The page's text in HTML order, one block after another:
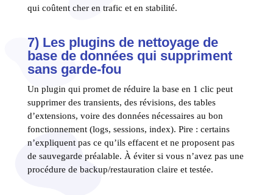
qui coûtent cher en trafic et en stabilité.
7) Les plugins de nettoyage de
base de données qui suppriment
sans garde-fou
Un plugin qui promet de réduire la base en 1 clic peut
supprimer des transients, des révisions, des tables
d’extensions, voire des données nécessaires au bon
fonctionnement (logs, sessions, index). Pire : certains
n’expliquent pas ce qu’ils effacent et ne proposent pas
de sauvegarde préalable. À éviter si vous n’avez pas une
procédure de backup/restauration claire et testée.